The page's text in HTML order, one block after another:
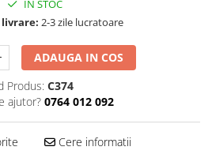
IN STOC
2-3 zile lucratoare
ADAUGA IN COS
Produs: C374
ajutor? 0764 012 092
Cere informatii